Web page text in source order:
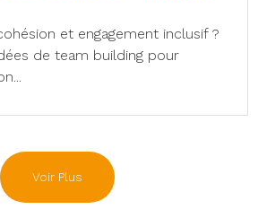
et engagement inclusif ?
de team building pour
Voir Plus